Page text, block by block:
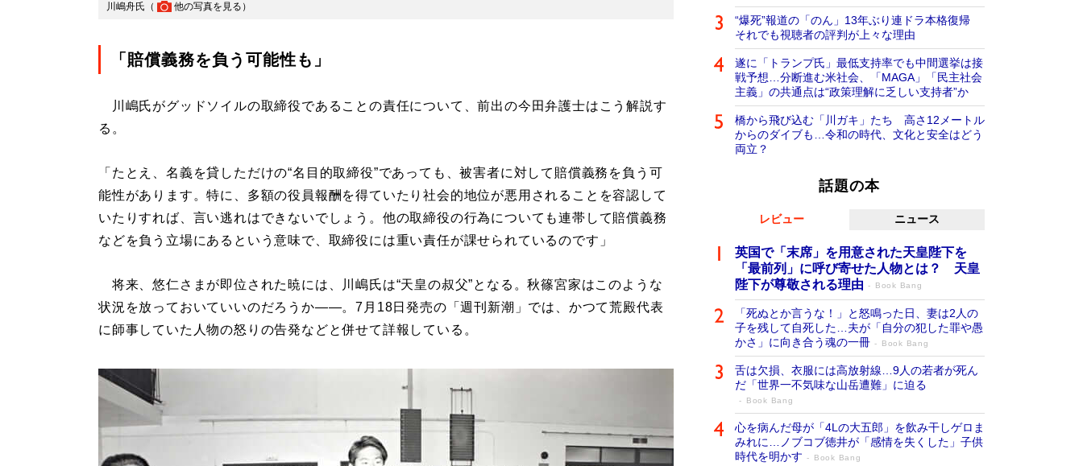
川嶋舟氏（ 他の写真を見る ）
「賠償義務を負う可能性も」
川嶋氏がグッドソイルの取締役であることの責任について、前出の今田弁護士はこう解説す
る。
「たとえ、名義を貸しただけの“名目的取締役”であっても、被害者に対して賠償義務を負う可
能性があります。特に、多額の役員報酬を得ていたり社会的地位が悪用されることを容認して
いたりすれば、言い逃れはできないでしょう。他の取締役の行為についても連帯して賠償義務
などを負う立場にあるという意味で、取締役には重い責任が課せられているのです」
将来、悠仁さまが即位された暁には、川嶋氏は“天皇の叔父”となる。秋篠宮家はこのような
状況を放っておいていいのだろうか――。7月18日発売の「週刊新潮」では、かつて荒殿代表
に師事していた人物の怒りの告発などと併せて詳報している。
“爆死”報道の「のん」13年ぶり連ドラ本格復帰
それでも視聴者の評判が上々な理由
遂に「トランプ氏」最低支持率でも中間選挙は接
戦予想…分断進む米社会、「MAGA」「民主社会
主義」の共通点は“政策理解に乏しい支持者”か
橋から飛び込む「川ガキ」たち 高さ12メートル
からのダイブも…令和の時代、文化と安全はどう
両立？
話題の本
レビュー ニュース
英国で「末席」を用意された天皇陛下を
「最前列」に呼び寄せた人物とは？ 天皇
陛下が尊敬される理由
Book Bang
「死ぬとか言うな！」と怒鳴った日、妻は2人の
子を残して自死した…夫が「自分の犯した罪や愚
かさ」に向き合う魂の一冊
Book Bang
舌は欠損、衣服には高放射線…9人の若者が死ん
だ「世界一不気味な山岳遭難」に迫る
Book Bang
心を病んだ母が「4Lの大五郎」を飲み干しゲロま
みれに…ノブコブ徳井が「感情を失くした」子供
時代を明かす
Book Bang